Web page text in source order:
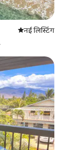
ठहरने की नई
नई लिस्टिंग